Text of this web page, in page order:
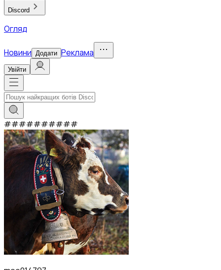
Discord
Огляд
Новини Додати Реклама
Увійти
##########